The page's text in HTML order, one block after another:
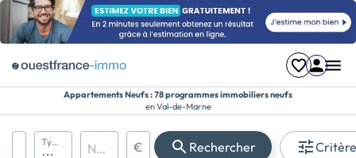
Appartements Neufs : 78 programmes immobiliers neufs
en Val-de-Marne
Région, département, ville, CP
Types de biens Nombre de pièces Prix maximum
€ Rechercher